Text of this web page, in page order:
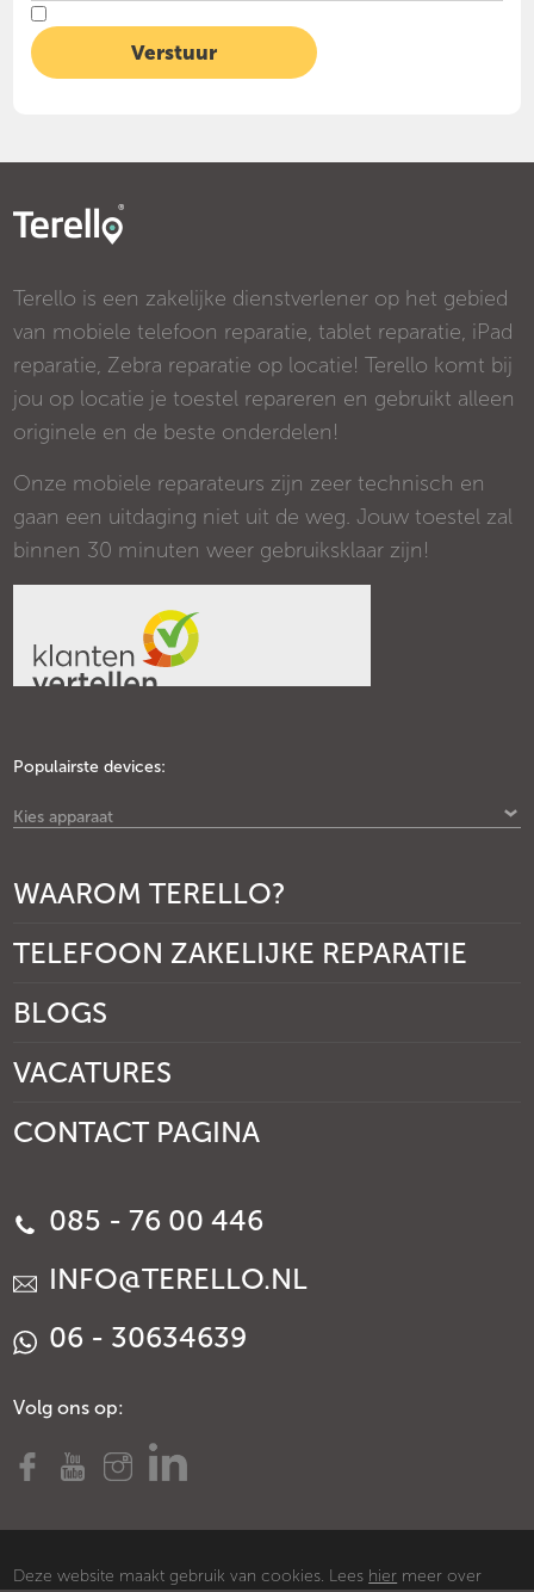
Terello is een zakelijke dienstverlener op het gebied
van mobiele telefoon reparatie, tablet reparatie, iPad
reparatie, Zebra reparatie op locatie! Terello komt bij
jou op locatie je toestel repareren en gebruikt alleen
originele en de beste onderdelen!
Onze mobiele reparateurs zijn zeer technisch en
gaan een uitdaging niet uit de weg. Jouw toestel zal
binnen 30 minuten weer gebruiksklaar zijn!
Populairste devices:
Kies apparaat
WAAROM TERELLO?
TELEFOON ZAKELIJKE REPARATIE
BLOGS
VACATURES
CONTACT PAGINA
085 - 76 00 446
INFO@TERELLO.NL
06 - 30634639
Volg ons op:
Deze website maakt gebruik van cookies. Lees hier meer over